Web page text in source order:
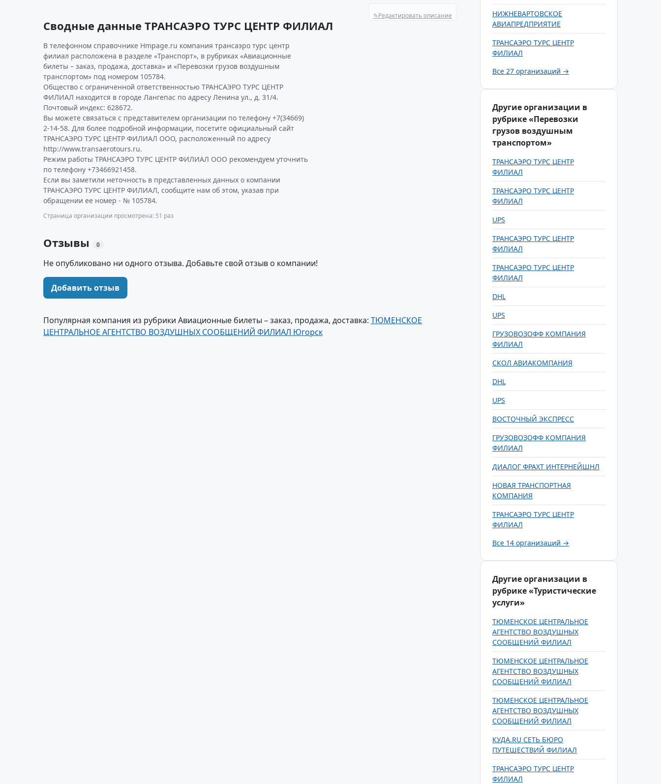
✎Редактировать описание
Сводные данные ТРАНСАЭРО ТУРС ЦЕНТР ФИЛИАЛ
В телефонном справочнике Hmpage.ru компания трансаэро турс центр
филиал расположена в разделе «Транспорт», в рубриках «Авиационные
билеты – заказ, продажа, доставка» и «Перевозки грузов воздушным
транспортом» под номером 105784.
Общество с ограниченной ответственностью ТРАНСАЭРО ТУРС ЦЕНТР
ФИЛИАЛ находится в городе Лангепас по адресу Ленина ул., д. 31/4.
Почтовый индекс: 628672.
Вы можете связаться с представителем организации по телефону +7(34669)
2-14-58. Для более подробной информации, посетите официальный сайт
ТРАНСАЭРО ТУРС ЦЕНТР ФИЛИАЛ ООО, расположенный по адресу
http://www.transaerotours.ru.
Режим работы ТРАНСАЭРО ТУРС ЦЕНТР ФИЛИАЛ ООО рекомендуем уточнить
по телефону +73466921458.
Если вы заметили неточность в представленных данных о компании
ТРАНСАЭРО ТУРС ЦЕНТР ФИЛИАЛ, сообщите нам об этом, указав при
обращении ее номер - № 105784.
Страница организации просмотрена: 51 раз
Отзывы 0
Не опубликовано ни одного отзыва. Добавьте свой отзыв о компании!
Добавить отзыв
Популярная компания из рубрики Авиационные билеты – заказ, продажа, доставка: ТЮМЕНСКОЕ
ЦЕНТРАЛЬНОЕ АГЕНТСТВО ВОЗДУШНЫХ СООБЩЕНИЙ ФИЛИАЛ Югорск
НИЖНЕВАРТОВСКОЕ
АВИАПРЕДПРИЯТИЕ
ТРАНСАЭРО ТУРС ЦЕНТР
ФИЛИАЛ
Все 27 организаций →
Другие организации в
рубрике «Перевозки
грузов воздушным
транспортом»
ТРАНСАЭРО ТУРС ЦЕНТР
ФИЛИАЛ
ТРАНСАЭРО ТУРС ЦЕНТР
ФИЛИАЛ
UPS
ТРАНСАЭРО ТУРС ЦЕНТР
ФИЛИАЛ
ТРАНСАЭРО ТУРС ЦЕНТР
ФИЛИАЛ
DHL
UPS
ГРУЗОВОЗОФФ КОМПАНИЯ
ФИЛИАЛ
СКОЛ АВИАКОМПАНИЯ
DHL
UPS
ВОСТОЧНЫЙ ЭКСПРЕСС
ГРУЗОВОЗОФФ КОМПАНИЯ
ФИЛИАЛ
ДИАЛОГ ФРАХТ ИНТЕРНЕЙШНЛ
НОВАЯ ТРАНСПОРТНАЯ
КОМПАНИЯ
ТРАНСАЭРО ТУРС ЦЕНТР
ФИЛИАЛ
Все 14 организаций →
Другие организации в
рубрике «Туристические
услуги»
ТЮМЕНСКОЕ ЦЕНТРАЛЬНОЕ
АГЕНТСТВО ВОЗДУШНЫХ
СООБЩЕНИЙ ФИЛИАЛ
ТЮМЕНСКОЕ ЦЕНТРАЛЬНОЕ
АГЕНТСТВО ВОЗДУШНЫХ
СООБЩЕНИЙ ФИЛИАЛ
ТЮМЕНСКОЕ ЦЕНТРАЛЬНОЕ
АГЕНТСТВО ВОЗДУШНЫХ
СООБЩЕНИЙ ФИЛИАЛ
КУДА.RU СЕТЬ БЮРО
ПУТЕШЕСТВИЙ ФИЛИАЛ
ТРАНСАЭРО ТУРС ЦЕНТР
ФИЛИАЛ